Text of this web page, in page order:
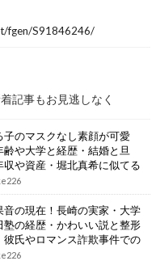
fgen/S91846246/
記事もお見逃しなく
子のマスクなし素顔が可愛
齢や大学と経歴・結婚と旦
収や資産・堀北真希に似てる
とめ
音の現在！長崎の実家・大学
塾の経歴・かわいい説と整形
彼氏やロマンス詐欺事件での
とめ